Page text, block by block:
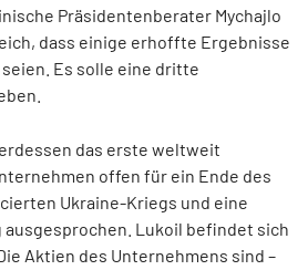
Präsidentenberater Mychajlo
dass einige erhoffte Ergebnisse
Es solle eine dritte
das erste weltweit
offen für ein Ende des
Ukraine-Kriegs und eine
Lukoil befindet sich
Aktien des Unternehmens sind –